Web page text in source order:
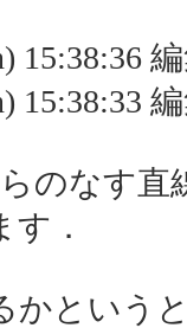
15:38:36
15:38:33
のなす
．
かという